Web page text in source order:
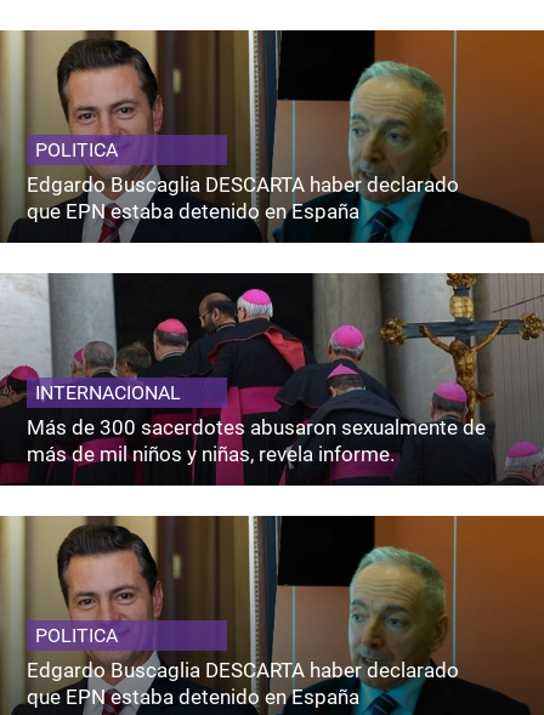
POLITICA
Edgardo Buscaglia DESCARTA haber declarado
que EPN estaba detenido en España
INTERNACIONAL
Más de 300 sacerdotes abusaron sexualmente de
más de mil niños y niñas, revela informe.
POLITICA
Edgardo Buscaglia DESCARTA haber declarado
que EPN estaba detenido en España